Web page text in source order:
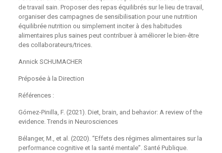
de travail sain. Proposer des repas équilibrés sur le lieu de travail,
organiser des campagnes de sensibilisation pour une nutrition
équilibrée nutrition ou simplement inciter à des habitudes
alimentaires plus saines peut contribuer à améliorer le bien-être
des collaborateurs/trices.
Annick SCHUMACHER
Préposée à la Direction
Références :
Gómez-Pinilla, F. (2021). Diet, brain, and behavior: A review of the
evidence. Trends in Neurosciences
Bélanger, M., et al. (2020). “Effets des régimes alimentaires sur la
performance cognitive et la santé mentale”. Santé Publique.